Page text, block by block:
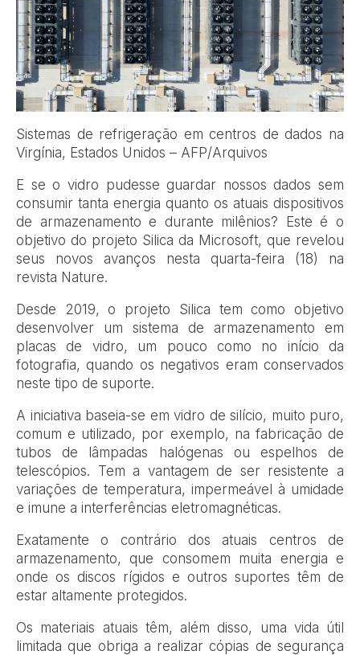
Sistemas de refrigeração em centros de dados na
Virgínia, Estados Unidos – AFP/Arquivos
E se o vidro pudesse guardar nossos dados sem
consumir tanta energia quanto os atuais dispositivos
de armazenamento e durante milênios? Este é o
objetivo do projeto Silica da Microsoft, que revelou
seus novos avanços nesta quarta-feira (18) na
revista Nature.
Desde 2019, o projeto Silica tem como objetivo
desenvolver um sistema de armazenamento em
placas de vidro, um pouco como no início da
fotografia, quando os negativos eram conservados
neste tipo de suporte.
A iniciativa baseia-se em vidro de silício, muito puro,
comum e utilizado, por exemplo, na fabricação de
tubos de lâmpadas halógenas ou espelhos de
telescópios. Tem a vantagem de ser resistente a
variações de temperatura, impermeável à umidade
e imune a interferências eletromagnéticas.
Exatamente o contrário dos atuais centros de
armazenamento, que consomem muita energia e
onde os discos rígidos e outros suportes têm de
estar altamente protegidos.
Os materiais atuais têm, além disso, uma vida útil
limitada que obriga a realizar cópias de segurança